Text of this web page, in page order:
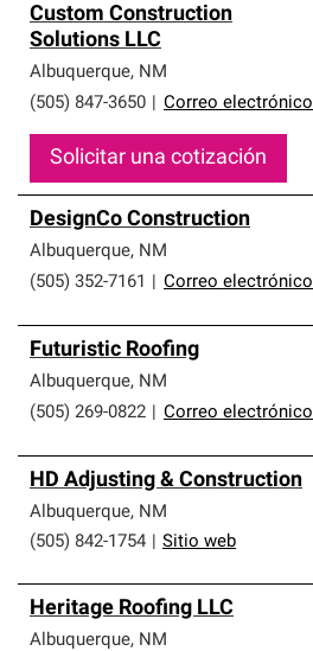
Custom Construction
Solutions LLC
Albuquerque, NM
(505) 847-3650
Correo electrónico
Solicitar una cotización
DesignCo Construction
Albuquerque, NM
(505) 352-7161
Correo electrónico
Futuristic Roofing
Albuquerque, NM
(505) 269-0822
Correo electrónico
HD Adjusting & Construction
Albuquerque, NM
(505) 842-1754
Sitio web
Heritage Roofing LLC
Albuquerque, NM